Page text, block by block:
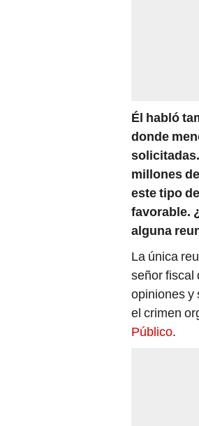
Él habló
donde
millones
este tipo
favorable.
alguna
La única
señor fiscal
opiniones y
el crimen
Público.